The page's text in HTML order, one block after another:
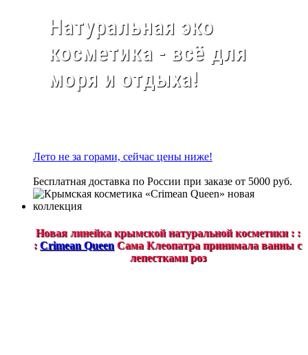
Натуральная эко
косметика - всё для
моря и отдыха!
Лето не за горами, сейчас цены ниже!
Бесплатная доставка по России при заказе от 5000 руб.
Новая линейка крымской натуральной косметики : :
: Crimean Queen Сама Клеопатра принимала ванны с
лепестками роз